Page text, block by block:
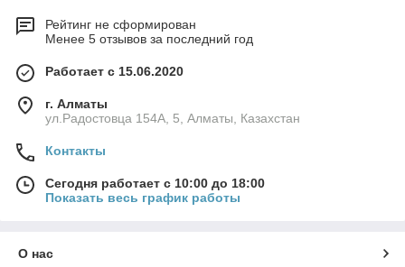
Рейтинг не сформирован
Менее 5 отзывов за последний год
Работает с 15.06.2020
г. Алматы
ул.Радостовца 154А, 5, Алматы, Казахстан
Контакты
Сегодня работает с 10:00 до 18:00
Показать весь график работы
О нас